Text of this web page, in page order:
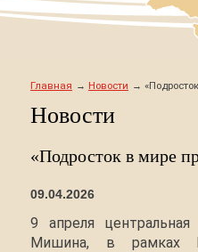
Главная Новости
Новости
«Подросток в мире
09.04.2026
9 апреля
Мишина, в рамках